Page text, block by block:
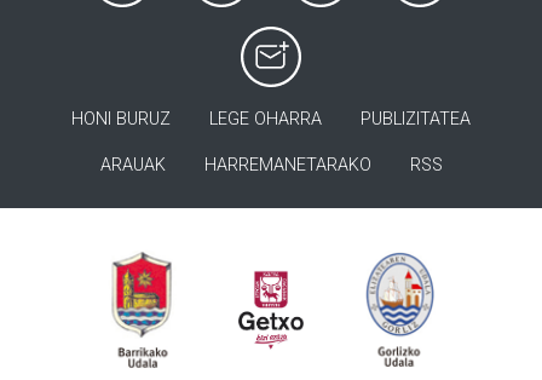
HONI BURUZ LEGE OHARRA PUBLIZITATEA
ARAUAK HARREMANETARAKO RSS